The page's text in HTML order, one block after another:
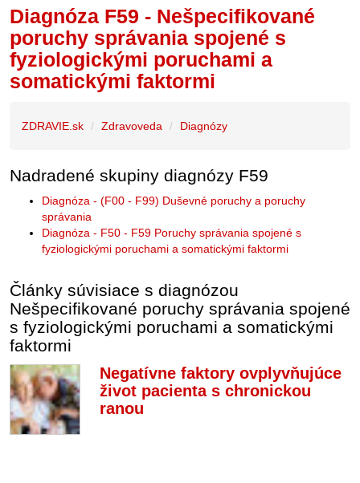
Diagnóza F59 - Nešpecifikované
poruchy správania spojené s
fyziologickými poruchami a
somatickými faktormi
ZDRAVIE.sk Zdravoveda Diagnózy
Nadradené skupiny diagnózy F59
Diagnóza - (F00 - F99) Duševné poruchy a poruchy
správania
Diagnóza - F50 - F59 Poruchy správania spojené s
fyziologickými poruchami a somatickými faktormi
Články súvisiace s diagnózou
Nešpecifikované poruchy správania spojené
s fyziologickými poruchami a somatickými
faktormi
Negatívne faktory ovplyvňujúce
život pacienta s chronickou
ranou